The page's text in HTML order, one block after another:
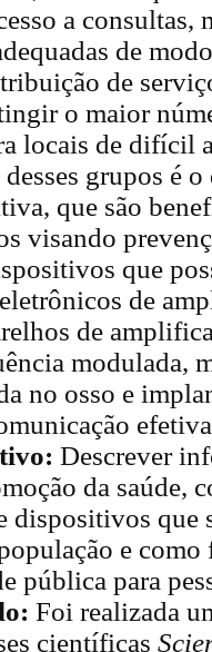
a consultas,
de
de
o maior
locais de difícil
grupos é o
que são
visando
que
de
de
modulada,
no osso e
Descrever
da saúde,
dispositivos
e
pública para
Foi realizada
científicas